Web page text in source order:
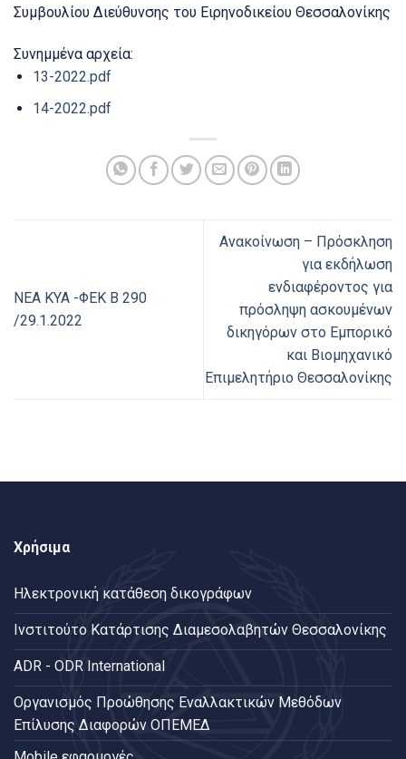
Συμβουλίου Διεύθυνσης του Ειρηνοδικείου Θεσσαλονίκης
Συνημμένα αρχεία:
13-2022.pdf
14-2022.pdf
ΝΕΑ ΚΥΑ -ΦΕΚ Β 290
/29.1.2022
Ανακοίνωση – Πρόσκληση
για εκδήλωση
ενδιαφέροντος για
πρόσληψη ασκουμένων
δικηγόρων στο Εμπορικό
και Βιομηχανικό
Επιμελητήριο Θεσσαλονίκης
Χρήσιμα
Ηλεκτρονική κατάθεση δικογράφων
Ινστιτούτο Κατάρτισης Διαμεσολαβητών Θεσσαλονίκης
ADR - ODR International
Oργανισμός Προώθησης Εναλλακτικών Μεθόδων
Επίλυσης Διαφορών ΟΠΕΜΕΔ